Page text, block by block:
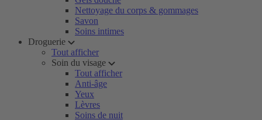
Nettoyage du corps & gommages
Savon
Soins intimes
Droguerie
Tout afficher
Soin du visage
Tout afficher
Anti-âge
Yeux
Lèvres
Soins de nuit